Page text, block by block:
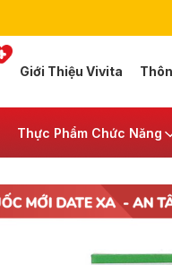
Giới Thiệu Vivita
Thực Phẩm Chức Năng